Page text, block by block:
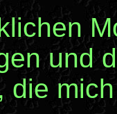
und
die